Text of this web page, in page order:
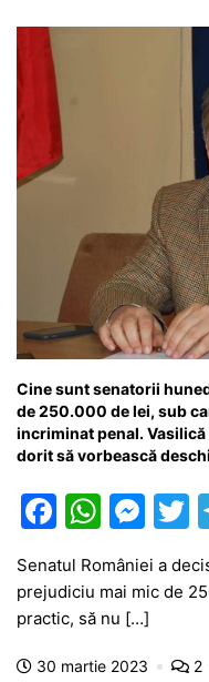
Cine sunt senatorii
de 250.000 de lei, sub
incriminat penal.
dorit să vorbească
F
c
e
b
W
h
at
s
A
M
e
s
s
e
w
Senatul României a
prejudiciu mai mic de
practic, să nu […]
30 martie 2023 2